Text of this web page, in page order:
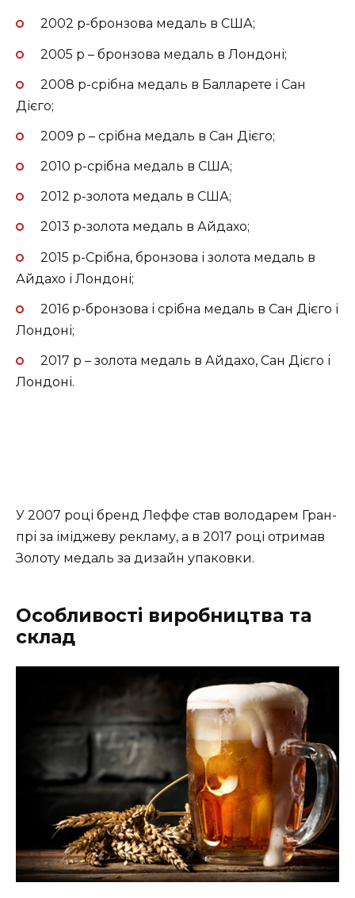
2002 р-бронзова медаль в США;
2005 р – бронзова медаль в Лондоні;
2008 р-срібна медаль в Балларете і Сан
Дієго;
2009 р – срібна медаль в Сан Дієго;
2010 р-срібна медаль в США;
2012 р-золота медаль в США;
2013 р-золота медаль в Айдахо;
2015 р-Срібна, бронзова і золота медаль в
Айдахо і Лондоні;
2016 р-бронзова і срібна медаль в Сан Дієго і
Лондоні;
2017 р – золота медаль в Айдахо, Сан Дієго і
Лондоні.
У 2007 році бренд Леффе став володарем Гран-
прі за іміджеву рекламу, а в 2017 році отримав
Золоту медаль за дизайн упаковки.
Особливості виробництва та
склад